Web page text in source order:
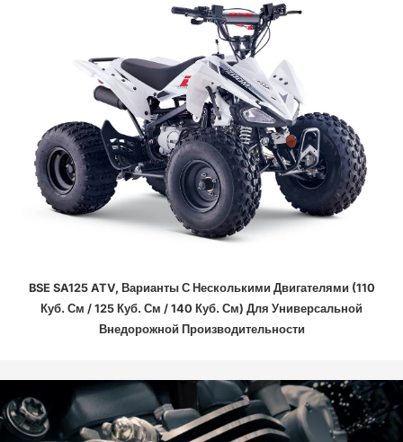
BSE SA125 ATV, Варианты С Несколькими Двигателями (110
Куб. См / 125 Куб. См / 140 Куб. См) Для Универсальной
Внедорожной Производительности